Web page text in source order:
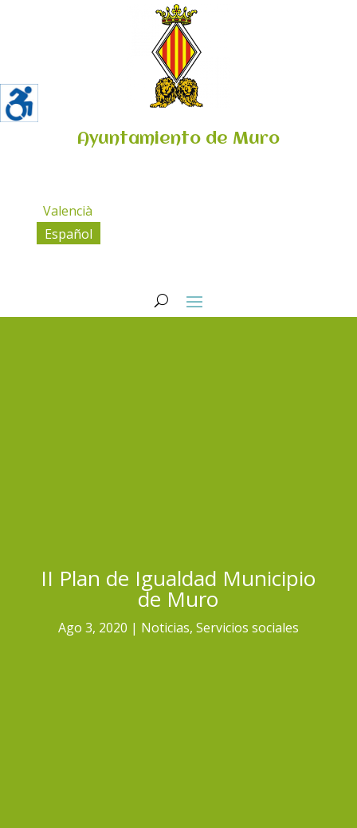
Ayuntamiento de Muro
Valencià
Español
II Plan de Igualdad Municipio
de Muro
Ago 3, 2020 Noticias, Servicios sociales